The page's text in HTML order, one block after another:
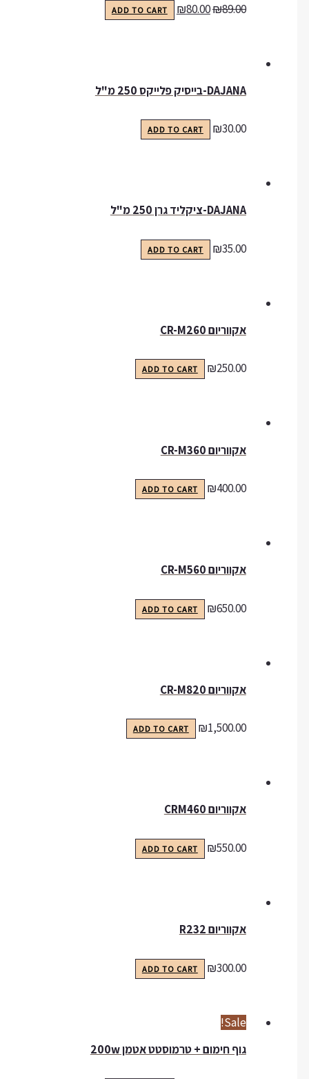
₪89.00
₪80.00
ADD TO CART
DAJANA-בייסיק פלייקס 250 מ"ל
₪30.00
ADD TO CART
DAJANA-ציקליד גרן 250 מ"ל
₪35.00
ADD TO CART
אקווריום CR-M260
₪250.00
ADD TO CART
אקווריום CR-M360
₪400.00
ADD TO CART
אקווריום CR-M560
₪650.00
ADD TO CART
אקווריום CR-M820
₪1,500.00
ADD TO CART
אקווריום CRM460
₪550.00
ADD TO CART
אקווריום R232
₪300.00
ADD TO CART
Sale!
גוף חימום + טרמוסטט אטמן 200w